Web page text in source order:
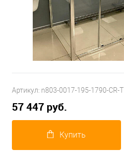
Артикул: n803-0017-195-1790-CR-T
57 447 руб.
Купить